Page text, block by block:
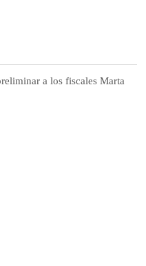
a los fiscales Marta